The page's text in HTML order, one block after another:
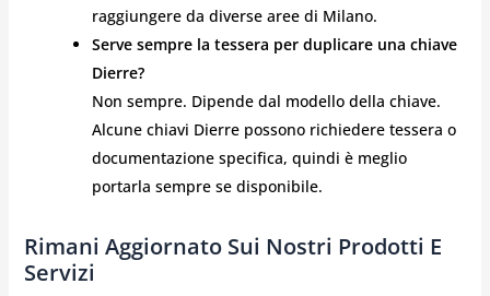
raggiungere da diverse aree di Milano.
Serve sempre la tessera per duplicare una chiave
Dierre?
Non sempre. Dipende dal modello della chiave.
Alcune chiavi Dierre possono richiedere tessera o
documentazione specifica, quindi è meglio
portarla sempre se disponibile.
Rimani Aggiornato Sui Nostri Prodotti E
Servizi